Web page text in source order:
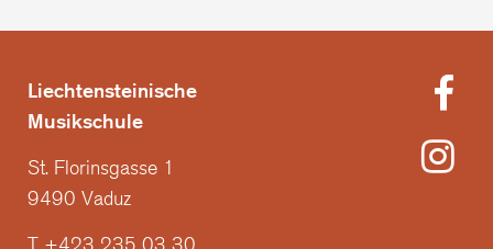
Liechtensteinische
Musikschule
St. Florinsgasse 1
9490 Vaduz
T +423 235 03 30